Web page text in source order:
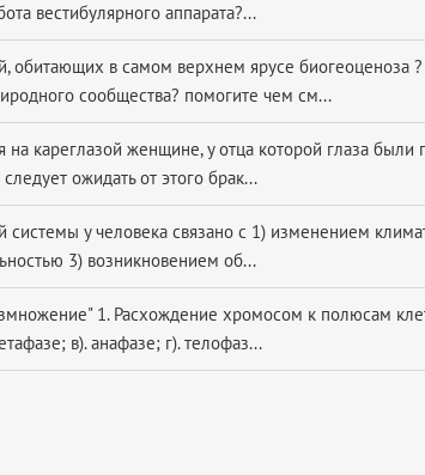
вестибулярного аппарата?...
обитающих в самом верхнем ярусе биогеоценоза
сообщества? помогите чем см...
кареглазой женщине, у отца которой глаза были
ожидать от этого брак...
системы у человека связано с 1) изменением
3) возникновением об...
1. Расхождение хромосом к полюсам
в). анафазе; г). телофаз...